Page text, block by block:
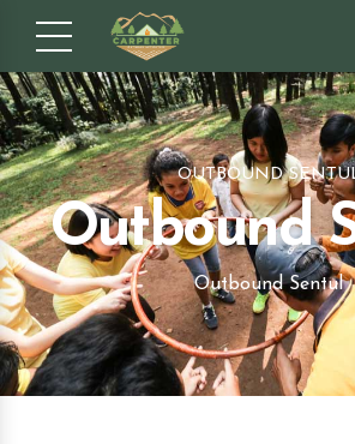
OUTBOUND
Outbound
Outbound Sentul